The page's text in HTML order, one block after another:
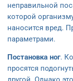
неправильной
которой
наносится вред.
параметрами.
Постановка ног.
просятся